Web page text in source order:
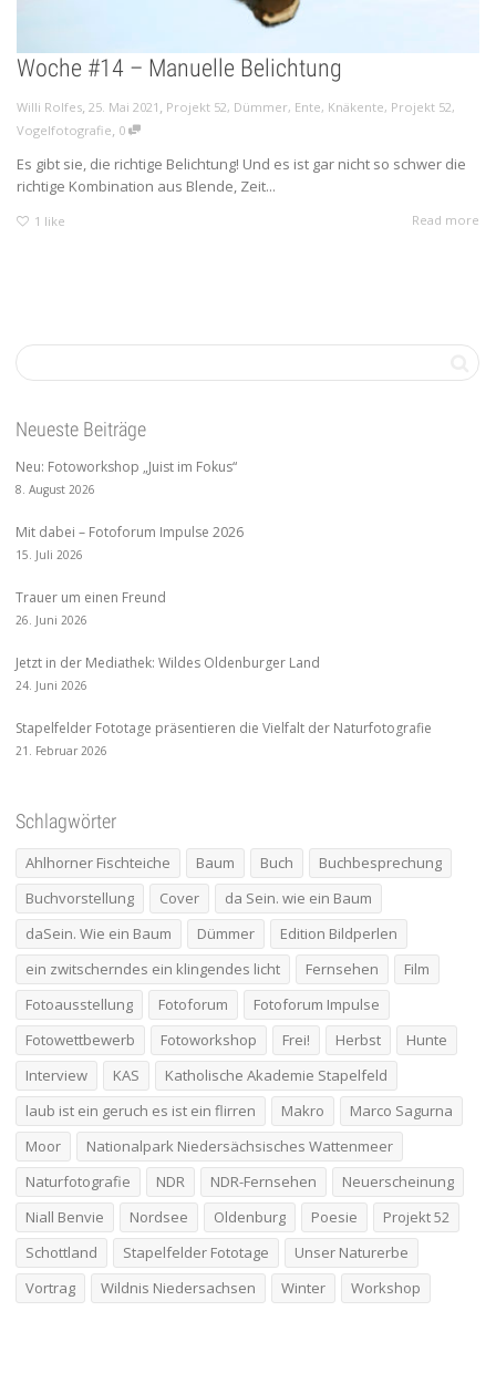
Woche #14 – Manuelle Belichtung
Willi Rolfes, 25. Mai 2021 , Projekt 52, Dümmer, Ente, Knäkente, Projekt 52,
Vogelfotografie, 0
Es gibt sie, die richtige Belichtung! Und es ist gar nicht so schwer die
richtige Kombination aus Blende, Zeit...
1 like Read more
Neueste Beiträge
Neu: Fotoworkshop „Juist im Fokus“
8. August 2026
Mit dabei – Fotoforum Impulse 2026
15. Juli 2026
Trauer um einen Freund
26. Juni 2026
Jetzt in der Mediathek: Wildes Oldenburger Land
24. Juni 2026
Stapelfelder Fototage präsentieren die Vielfalt der Naturfotografie
21. Februar 2026
Schlagwörter
Ahlhorner Fischteiche Baum Buch
Buchbesprechung
Buchvorstellung
Cover
da Sein. wie ein Baum
daSein. Wie ein Baum
Dümmer
Edition Bildperlen
ein zwitscherndes ein klingendes licht
Fernsehen
Film
Fotoausstellung
Fotoforum
Fotoforum Impulse
Fotowettbewerb
Fotoworkshop Frei! Herbst
Hunte
Interview
KAS
Katholische Akademie Stapelfeld
laub ist ein geruch es ist ein flirren
Makro
Marco Sagurna
Moor
Nationalpark Niedersächsisches Wattenmeer
Naturfotografie
NDR NDR-Fernsehen
Neuerscheinung
Niall Benvie
Nordsee Oldenburg Poesie
Projekt 52
Schottland
Stapelfelder Fototage
Unser Naturerbe
Vortrag
Wildnis Niedersachsen Winter Workshop